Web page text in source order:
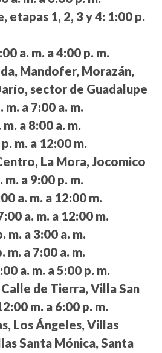
etapas 1, 2, 3 y 4: 1:00 p.
a. m. a 4:00 p. m.
Mandofer, Morazán,
sector de Guadalupe
m. a 7:00 a. m.
m. a 8:00 a. m.
m. a 12:00 m.
La Mora, Jocomico
m. a 9:00 p. m.
a. m. a 12:00 m.
a. m. a 12:00 m.
m. a 3:00 a. m.
m. a 7:00 a. m.
a. m. a 5:00 p. m.
de Tierra, Villa San
m. a 6:00 p. m.
Los Ángeles, Villas
Santa Mónica, Santa